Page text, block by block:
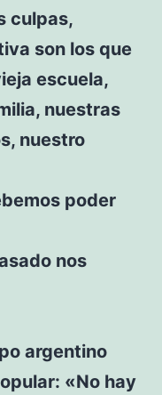
culpas,
son los que
escuela,
nuestras
nuestro
poder
nos
argentino
«No hay